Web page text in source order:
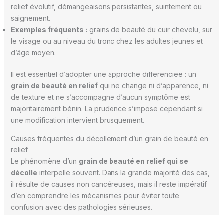
relief évolutif, démangeaisons persistantes, suintement ou
saignement.
Exemples fréquents : grains de beauté du cuir chevelu, sur
le visage ou au niveau du tronc chez les adultes jeunes et
d’âge moyen.
Il est essentiel d’adopter une approche différenciée : un
grain de beauté en reliefqui ne change ni d’apparence, ni
de texture et ne s’accompagne d’aucun symptôme est
majoritairement bénin. La prudence s’impose cependant si
une modification intervient brusquement.
Causes fréquentes du décollement d’un grain de beauté en
relief
Le phénomène d’un grain de beauté en relief qui se
décolle interpelle souvent. Dans la grande majorité des cas,
il résulte de causes non cancéreuses, mais il reste impératif
d’en comprendre les mécanismes pour éviter toute
confusion avec des pathologies sérieuses.